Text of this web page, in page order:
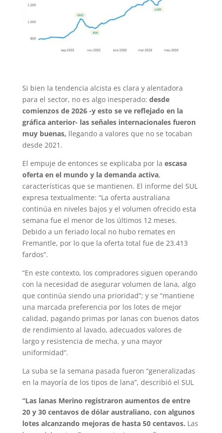
Si bien la tendencia alcista es clara y alentadora
para el sector, no es algo inesperado: desde
comienzos de 2026 -y esto se ve reflejado en la
gráfica anterior- las señales internacionales fueron
muy buenas, llegando a valores que no se tocaban
desde 2021.
El empuje de entonces se explicaba por la escasa
oferta en el mundo y la demanda activa,
características que se mantienen. El informe del SUL
expresa textualmente: “La oferta australiana
continúa en niveles bajos y el volumen ofrecido esta
semana fue el menor de los últimos 12 meses.
Debido a un feriado local no hubo remates en
Fremantle, por lo que la oferta total fue de 23.413
fardos”.
“En este contexto, los compradores siguen operando
con la necesidad de asegurar volumen de lana, algo
que continúa siendo una prioridad”; y se “mantiene
una marcada preferencia por los lotes de mejor
calidad, pagando primas por lanas con buenos datos
de rendimiento al lavado, adecuados valores de
largo y resistencia de mecha, y una mayor
uniformidad”.
La suba se la semana pasada fueron “generalizadas
en la mayoría de los tipos de lana”, describió el SUL
“Las lanas Merino registraron aumentos de entre
20 y 30 centavos de dólar australiano, con algunos
lotes alcanzando mejoras de hasta 50 centavos. Las